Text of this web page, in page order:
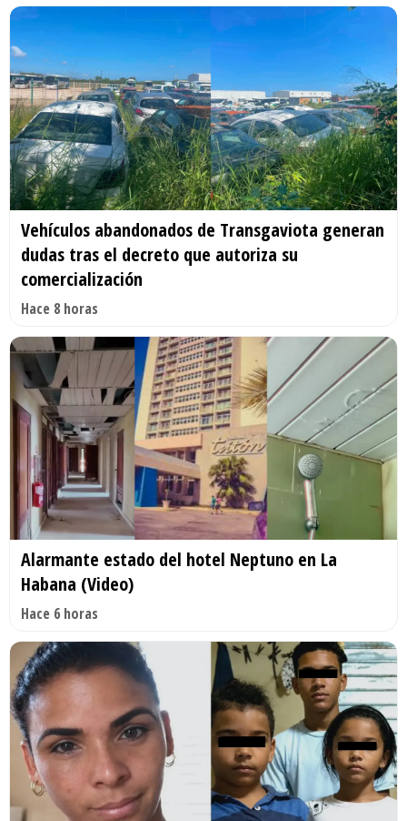
Vehículos abandonados de Transgaviota generan
dudas tras el decreto que autoriza su
comercialización
Hace 8 horas
Alarmante estado del hotel Neptuno en La
Habana (Video)
Hace 6 horas